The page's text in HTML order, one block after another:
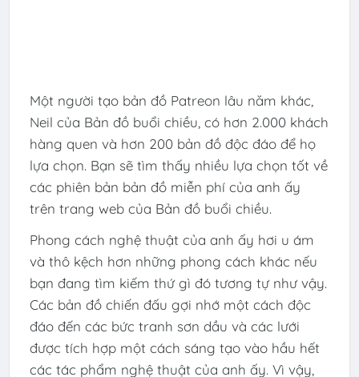
Một người tạo bản đồ Patreon lâu năm khác,
Neil của Bản đồ buổi chiều, có hơn 2.000 khách
hàng quen và hơn 200 bản đồ độc đáo để họ
lựa chọn. Bạn sẽ tìm thấy nhiều lựa chọn tốt về
các phiên bản bản đồ miễn phí của anh ấy
trên trang web của Bản đồ buổi chiều.
Phong cách nghệ thuật của anh ấy hơi u ám
và thô kệch hơn những phong cách khác nếu
bạn đang tìm kiếm thứ gì đó tương tự như vậy.
Các bản đồ chiến đấu gợi nhớ một cách độc
đáo đến các bức tranh sơn dầu và các lưới
được tích hợp một cách sáng tạo vào hầu hết
các tác phẩm nghệ thuật của anh ấy. Vì vậy,